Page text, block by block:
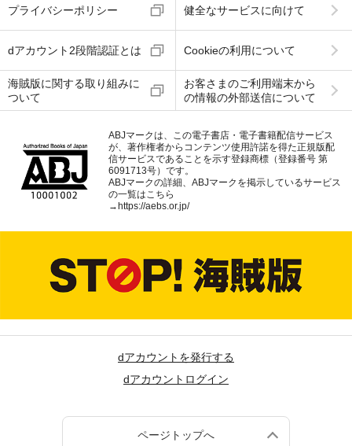
プライバシーポリシー 健全なサービスに向けて
dアカウント2段階認証とは Cookieの利用について
海賊版に関する取り組みに
ついて
お客さまのご利用端末から
の情報の外部送信について
ABJマークは、この電子書店・電子書籍配信サービス
が、著作権者からコンテンツ使用許諾を得た正規版配
信サービスであることを示す登録商標（登録番号 第
6091713号）です。
ABJマークの詳細、ABJマークを掲示しているサービス
の一覧はこちら
→ https://aebs.or.jp/
dアカウントを発行する
dアカウントログイン
ページトップへ